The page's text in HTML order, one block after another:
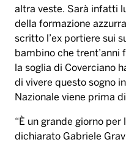
altra veste. Sarà infatti
della formazione
scritto l’ex portiere sui
bambino che trent’anni
la soglia di Coverciano
di vivere questo sogno
Nazionale viene prima
“È un grande giorno per
dichiarato Gabriele